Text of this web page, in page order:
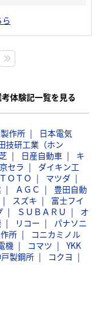
体験記一覧を見る
作所
日本電気
技研工業（ホン
日産自動車
キ
京セラ
ダイキン工
ＴＯＴＯ
マツダ
ＡＧＣ
豊田自動
スズキ
富士フイ
ＳＵＢＡＲＵ
オ
リコー
パナソニ
所
コニカミノル
機 コマツ
YKK
製鋼所
コクヨ